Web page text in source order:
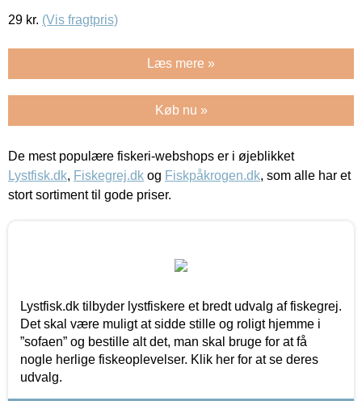
29 kr. (Vis fragtpris)
Læs mere »
Køb nu »
De mest populære fiskeri-webshops er i øjeblikket
Lystfisk.dk, Fiskegrej.dk og Fiskpåkrogen.dk, som alle har et
stort sortiment til gode priser.
Lystfisk.dk tilbyder lystfiskere et bredt udvalg af fiskegrej.
Det skal være muligt at sidde stille og roligt hjemme i
”sofaen” og bestille alt det, man skal bruge for at få
nogle herlige fiskeoplevelser. Klik her for at se deres
udvalg.